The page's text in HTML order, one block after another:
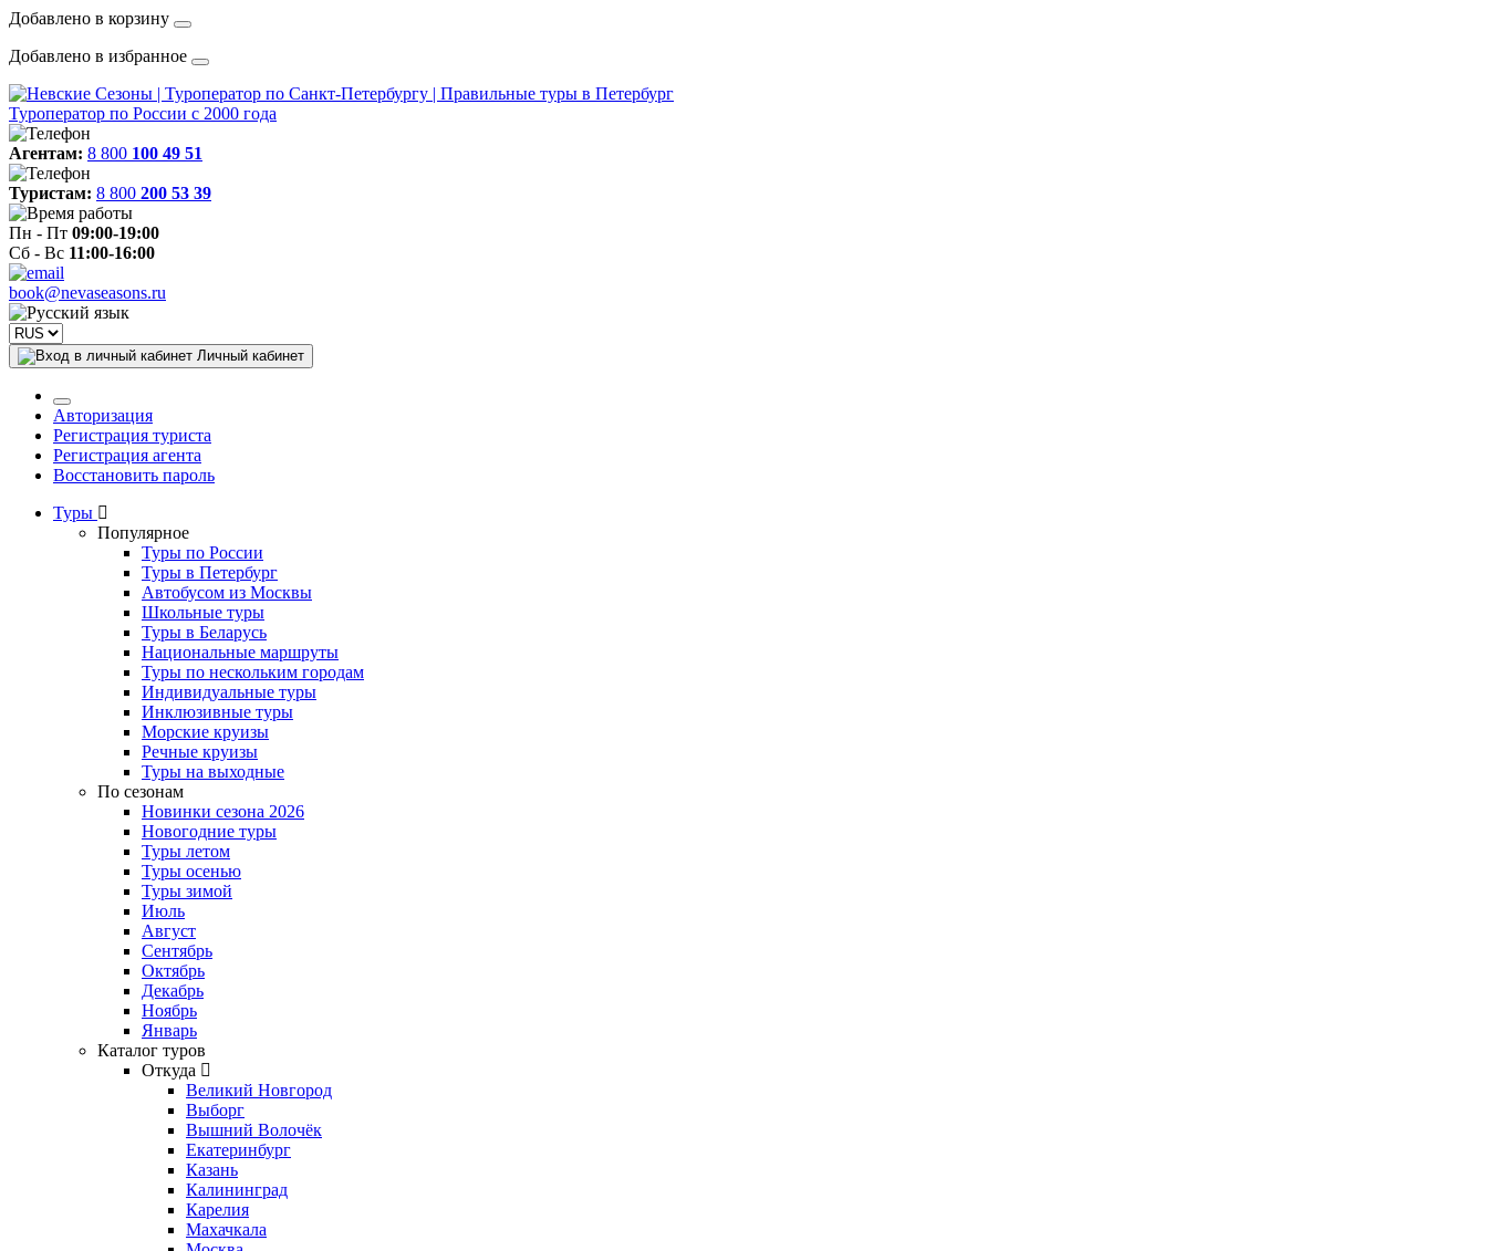
Добавлено в корзину
Добавлено в избранное
Туроператор по России с 2000 года
Агентам: 8 800 100 49 51
Туристам: 8 800 200 53 39
Пн - Пт 09:00-19:00
Сб - Вс 11:00-16:00
book@nevaseasons.ru
Личный кабинет
Авторизация
Регистрация туриста
Регистрация агента
Восстановить пароль
Туры
Популярное
Туры по России
Туры в Петербург
Автобусом из Москвы
Школьные туры
Туры в Беларусь
Национальные маршруты
Туры по нескольким городам
Индивидуальные туры
Инклюзивные туры
Морские круизы
Речные круизы
Туры на выходные
По сезонам
Новинки сезона 2026
Новогодние туры
Туры летом
Туры осенью
Туры зимой
Июль
Август
Сентябрь
Октябрь
Декабрь
Ноябрь
Январь
Каталог туров
Откуда
Великий Новгород
Выборг
Вышний Волочёк
Екатеринбург
Казань
Калининград
Карелия
Махачкала